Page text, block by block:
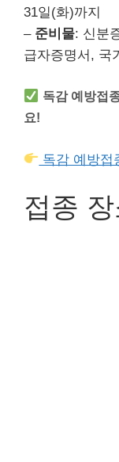
31일(화)까지
– 준비물: 신분
급자증명서, 국
독감 예방접
요!
독감 예방접
접종 장